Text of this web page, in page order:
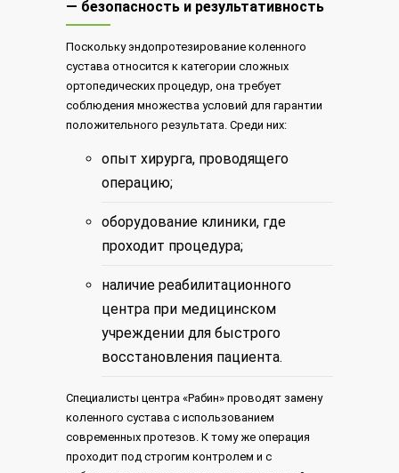
— безопасность и результативность
Поскольку эндопротезирование коленного
сустава относится к категории сложных
ортопедических процедур, она требует
соблюдения множества условий для гарантии
положительного результата. Среди них:
опыт хирурга, проводящего
операцию;
оборудование клиники, где
проходит процедура;
наличие реабилитационного
центра при медицинском
учреждении для быстрого
восстановления пациента.
Специалисты центра «Рабин» проводят замену
коленного сустава с использованием
современных протезов. К тому же операция
проходит под строгим контролем и с